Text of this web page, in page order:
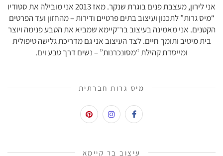
אני לירון, מעצבת פנים בוגרת שנקר. מאז 2013 אני מובילה את סטודיו
“מיס גרות” לתכנון ועיצוב בתים פרטיים ודירות – מהחזון ועד הפרטים
הקטנים. אני מאמינה בעיצוב בר־קיימא שמביא את הטבע פנימה ויוצר
בית מיטיב ותומך חיים. לצד העיצוב אני גם מדריכת גלישה טיפולית
ומייסדת קהילת “מסונכרנות” – נשים דרך טבע וים.
מיס גרות חברתית
עיצוב בר קיימא